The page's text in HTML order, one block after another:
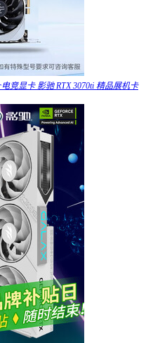
电竞显卡 影驰 RTX 3070ti 精品展机卡